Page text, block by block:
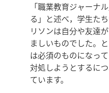
「職業教育ジャーナ
る」と述べ，学生た
リソンは自分や友達
ましいものでした。
は必須のものになっ
対処しようとするに
ています。